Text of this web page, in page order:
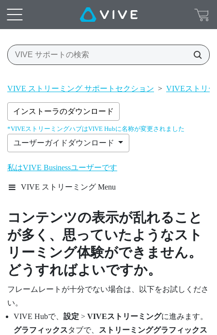
VIVE ストリーミング サポートセクション > VIVEストリ
インストーラのダウンロード
*VIVEストリーミングハブはVIVE Hubに名称が変更されました
ユーザーガイドダウンロード
私はVIVE Businessユーザーです
VIVE ストリーミング Menu
コンテンツの表示が乱れること
が多く、思っていたようなスト
リーミング体験ができません。
どうすればよいですか。
フレームレートが十分でない場合は、以下をお試しくださ
い。
VIVE Hubで、 設定 > VIVEストリーミングに進みます。
グラフィックスタブで、
ストリーミンググラフィックス